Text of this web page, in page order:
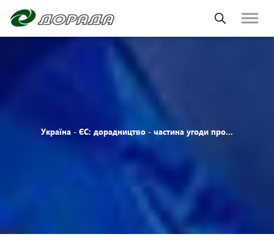
Україна - ЄС: дорадництво - частина угоди про...